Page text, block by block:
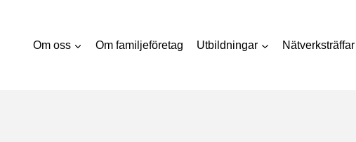
Om oss Om familjeföretag Utbildningar Nätverksträffar